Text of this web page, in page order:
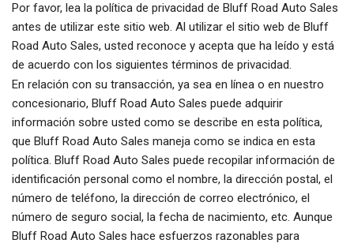
Por favor, lea la política de privacidad de Bluff Road Auto Sales
antes de utilizar este sitio web. Al utilizar el sitio web de Bluff
Road Auto Sales, usted reconoce y acepta que ha leído y está
de acuerdo con los siguientes términos de privacidad.
En relación con su transacción, ya sea en línea o en nuestro
concesionario, Bluff Road Auto Sales puede adquirir
información sobre usted como se describe en esta política,
que Bluff Road Auto Sales maneja como se indica en esta
política. Bluff Road Auto Sales puede recopilar información de
identificación personal como el nombre, la dirección postal, el
número de teléfono, la dirección de correo electrónico, el
número de seguro social, la fecha de nacimiento, etc. Aunque
Bluff Road Auto Sales hace esfuerzos razonables para